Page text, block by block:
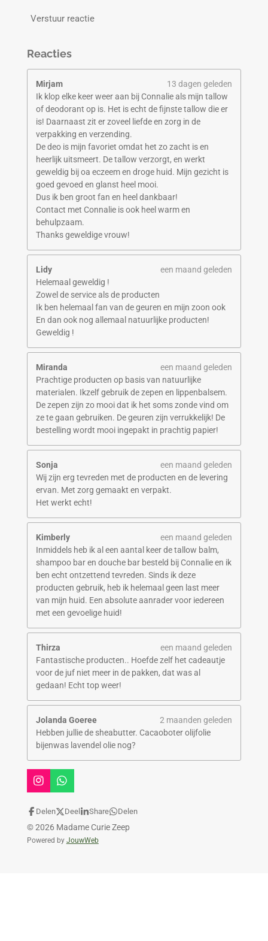
Verstuur reactie
Reacties
Mirjam
13 dagen geleden
Ik klop elke keer weer aan bij Connalie als mijn tallow
of deodorant op is. Het is echt de fijnste tallow die er
is! Daarnaast zit er zoveel liefde en zorg in de
verpakking en verzending.
De deo is mijn favoriet omdat het zo zacht is en
heerlijk uitsmeert. De tallow verzorgt, en werkt
geweldig bij oa eczeem en droge huid. Mijn gezicht is
goed gevoed en glanst heel mooi.
Dus ik ben groot fan en heel dankbaar!
Contact met Connalie is ook heel warm en
behulpzaam.
Thanks geweldige vrouw!
Lidy
een maand geleden
Helemaal geweldig !
Zowel de service als de producten
Ik ben helemaal fan van de geuren en mijn zoon ook
En dan ook nog allemaal natuurlijke producten!
Geweldig !
Miranda
een maand geleden
Prachtige producten op basis van natuurlijke
materialen. Ikzelf gebruik de zepen en lippenbalsem.
De zepen zijn zo mooi dat ik het soms zonde vind om
ze te gaan gebruiken. De geuren zijn verrukkelijk! De
bestelling wordt mooi ingepakt in prachtig papier!
Sonja
een maand geleden
Wij zijn erg tevreden met de producten en de levering
ervan. Met zorg gemaakt en verpakt.
Het werkt echt!
Kimberly
een maand geleden
Inmiddels heb ik al een aantal keer de tallow balm,
shampoo bar en douche bar besteld bij Connalie en ik
ben echt ontzettend tevreden. Sinds ik deze
producten gebruik, heb ik helemaal geen last meer
van mijn huid. Een absolute aanrader voor iedereen
met een gevoelige huid!
Thirza
een maand geleden
Fantastische producten.. Hoefde zelf het cadeautje
voor de juf niet meer in de pakken, dat was al
gedaan! Echt top weer!
Jolanda Goeree
2 maanden geleden
Hebben jullie de sheabutter. Cacaoboter olijfolie
bijenwas lavendel olie nog?
I
n
s
t
a
g
W
h
a
t
s
A
Delen Deel Share Delen
© 2026 Madame Curie Zeep
Powered by JouwWeb